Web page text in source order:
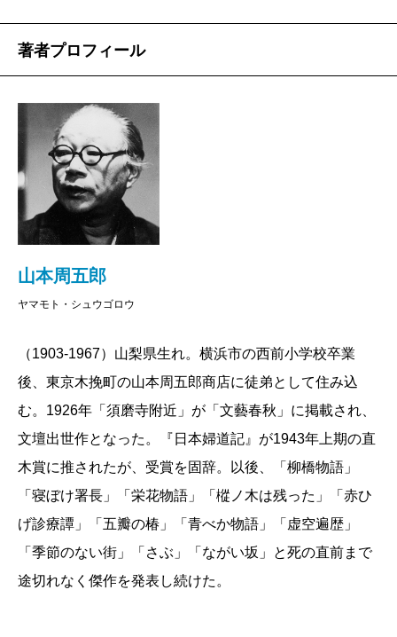
著者プロフィール
山本周五郎
ヤマモト・シュウゴロウ
（1903-1967）山梨県生れ。横浜市の西前小学校卒業
後、東京木挽町の山本周五郎商店に徒弟として住み込
む。1926年「須磨寺附近」が「文藝春秋」に掲載され、
文壇出世作となった。『日本婦道記』が1943年上期の直
木賞に推されたが、受賞を固辞。以後、「柳橋物語」
「寝ぼけ署長」「栄花物語」「樅ノ木は残った」「赤ひ
げ診療譚」「五瓣の椿」「青べか物語」「虚空遍歴」
「季節のない街」「さぶ」「ながい坂」と死の直前まで
途切れなく傑作を発表し続けた。